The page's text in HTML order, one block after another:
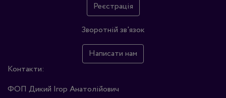
Реєстрація
Зворотній зв'язок
Написати нам
Контакти:
ФОП Дикий Ігор Анатолійович